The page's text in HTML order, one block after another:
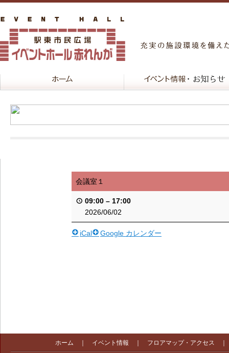
会議室１
09:00 – 17:00
2026/06/02
iCal Google カレンダー
ホーム イベント情報 フロアマップ・アクセス